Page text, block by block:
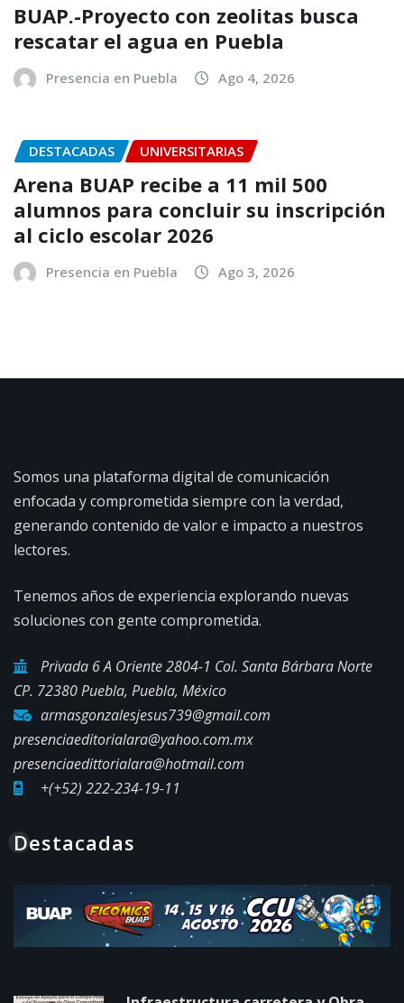
BUAP.-Proyecto con zeolitas busca
rescatar el agua en Puebla
Presencia en Puebla Ago 4, 2026
DESTACADAS UNIVERSITARIAS
Arena BUAP recibe a 11 mil 500
alumnos para concluir su inscripción
al ciclo escolar 2026
Presencia en Puebla Ago 3, 2026
Somos una plataforma digital de comunicación
enfocada y comprometida siempre con la verdad,
generando contenido de valor e impacto a nuestros
lectores.
Tenemos años de experiencia explorando nuevas
soluciones con gente comprometida.
Privada 6 A Oriente 2804-1 Col. Santa Bárbara Norte
CP. 72380 Puebla, Puebla, México
armasgonzalesjesus739@gmail.com
presenciaeditorialara@yahoo.com.mx
presenciaedittorialara@hotmail.com
+(+52) 222-234-19-11
Destacadas